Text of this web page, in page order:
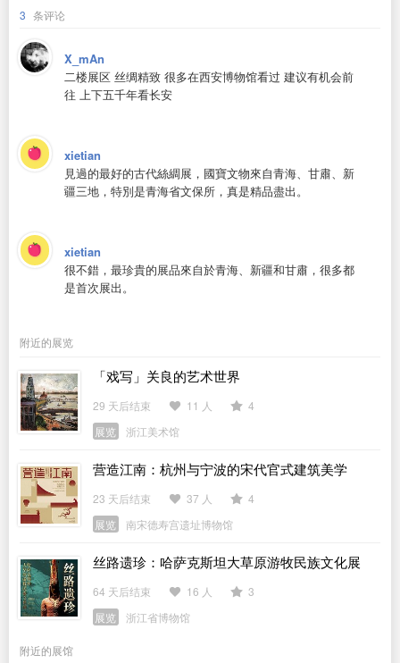
3 条评论
X_mAn
二楼展区 丝绸精致 很多在西安博物馆看过 建议有机会前
往 上下五千年看长安
xietian
見過的最好的古代絲綢展，國寶文物來自青海、甘肅、新
疆三地，特別是青海省文保所，真是精品盡出。
xietian
很不錯，最珍貴的展品來自於青海、新疆和甘肅，很多都
是首次展出。
附近的展览
「戏写」关良的艺术世界
29 天后结束 11 人
4
展览
浙江美术馆
营造江南：杭州与宁波的宋代官式建筑美学
23 天后结束 37 人
4
展览
南宋德寿宫遗址博物馆
丝路遗珍：哈萨克斯坦大草原游牧民族文化展
64 天后结束 16 人
3
展览
浙江省博物馆
附近的展馆